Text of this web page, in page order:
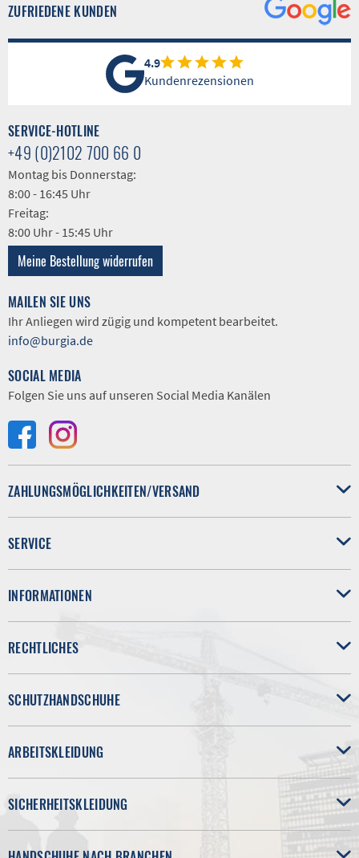
ZUFRIEDENE KUNDEN
4.9
Kundenrezensionen
SERVICE-HOTLINE
+49 (0)2102 700 66 0
Montag bis Donnerstag:
8:00 - 16:45 Uhr
Freitag:
8:00 Uhr - 15:45 Uhr
Meine Bestellung widerrufen
MAILEN SIE UNS
Ihr Anliegen wird zügig und kompetent bearbeitet.
info@burgia.de
SOCIAL MEDIA
Folgen Sie uns auf unseren Social Media Kanälen
ZAHLUNGSMÖGLICHKEITEN/VERSAND
SERVICE
INFORMATIONEN
RECHTLICHES
SCHUTZHANDSCHUHE
ARBEITSKLEIDUNG
SICHERHEITSKLEIDUNG